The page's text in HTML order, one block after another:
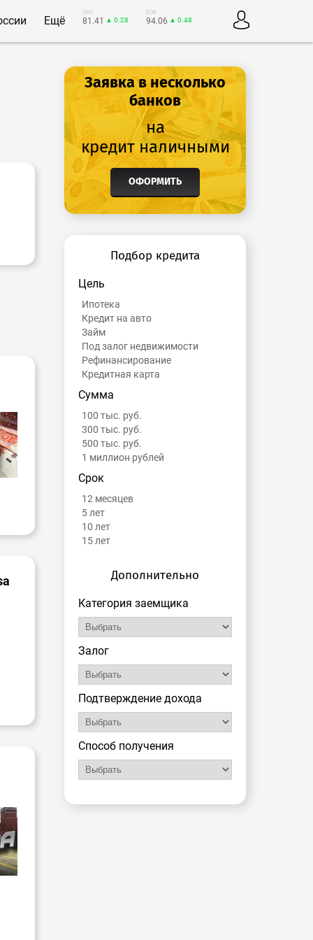
Ещё
USD
81.41 ▲ 0.28
EUR
94.06 ▲ 0.48
Заявка в несколько
банков
на
кредит наличными
ОФОРМИТЬ
Подбор кредита
Цель
Ипотека
Кредит на авто
Займ
Под залог недвижимости
Рефинансирование
Кредитная карта
Сумма
100 тыс. руб.
300 тыс. руб.
500 тыс. руб.
1 миллион рублей
Срок
12 месяцев
5 лет
10 лет
15 лет
Дополнительно
Категория заемщика
Залог
Подтверждение дохода
Способ получения